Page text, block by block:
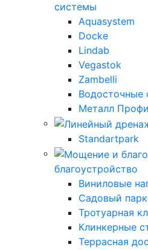
системы
Aquasystem
Docke
Lindab
Vegastok
Zambelli
Водосточные
Металл
Standartpark
благоустройство
Виниловые
Садовый
Тротуарная
Клинкерные
Террасная